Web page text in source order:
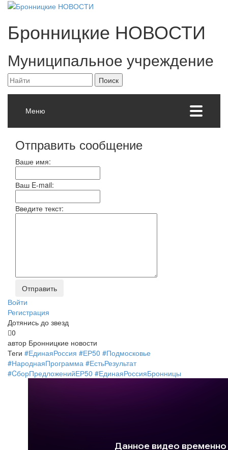
Бронницкие НОВОСТИ
Муниципальное учреждение
Меню
Отправить сообщение
Ваше имя:
Ваш E-mail:
Введите текст:
Войти
Регистрация
Дотянись до звезд
0
автор Бронницкие новости
Теги #ЕдинаяРоссия #ЕР50 #Подмосковье
#НароднаяПрограмма #ЕстьРезультат
#CборПредложенийЕР50 #ЕдинаяРоссияБронницы